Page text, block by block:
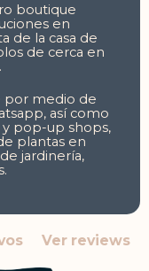
boutique
en
de la casa de
de cerca en
por medio de
así como
pop-up shops,
plantas en
jardinería,
Ver reviews